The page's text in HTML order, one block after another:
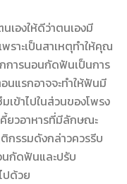
เองให้ดีว่าตนเองมี
าะเป็นสาเหตุทำให้คุณ
การนอนกัดฟันเป็นการ
นแรกอาจจะทำให้ฟันมี
เข้าไปในส่วนของโพรง
ยวอาหารที่มีลักษณะ
กรรมดังกล่าวควรรีบ
กัดฟันและปรับ
ปด้วย